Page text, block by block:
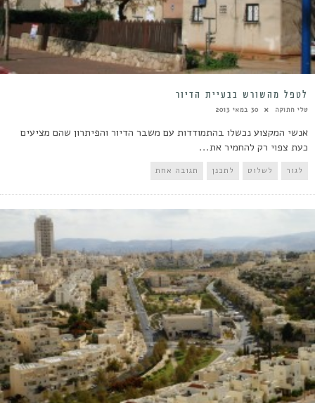
לטפל מהשורש בבעיית הדיור
טלי חתוקה 30 במאי 2013
אנשי המקצוע נכשלו בהתמודדות עם משבר הדיור והפיתרון שהם מציעים
כעת צפוי רק להחמיר את...
לגור לשלוט לתכנן תגובה אחת